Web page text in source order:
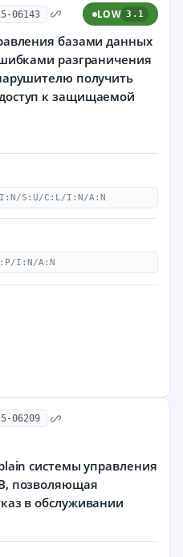
06143 LOW 3.1
базами данных
разграничения
получить
к защищаемой
S:U/C:L/I:N/A:N
I:N/A:N
06209
системы управления
позволяющая
в обслуживании